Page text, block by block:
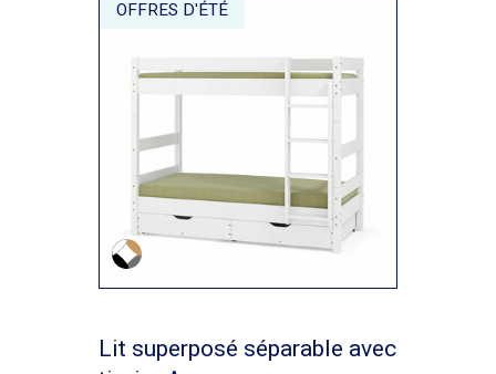
OFFRES D'ÉTÉ
Lit superposé séparable avec